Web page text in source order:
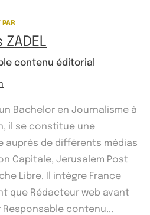
PAR
contenu éditorial
Bachelor en Journalisme à
il se constitue une
auprès de différents médias
Capitale, Jerusalem Post
Libre. Il intègre France
que Rédacteur web avant
Responsable contenu...